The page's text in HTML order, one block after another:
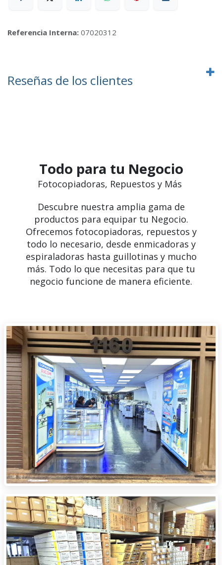
Referencia Interna: 07020312
Reseñas de los clientes
Todo para tu Negocio
Fotocopiadoras, Repuestos y Más
Descubre nuestra amplia gama de
productos para equipar tu Negocio.
Ofrecemos fotocopiadoras, repuestos y
todo lo necesario, desde enmicadoras y
espiraladoras hasta guillotinas y mucho
más. Todo lo que necesitas para que tu
negocio funcione de manera eficiente.